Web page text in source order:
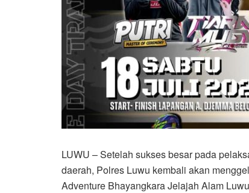
LUWU – Setelah sukses besar pada
daerah, Polres Luwu kembali akan
Adventure Bhayangkara Jelajah Alam